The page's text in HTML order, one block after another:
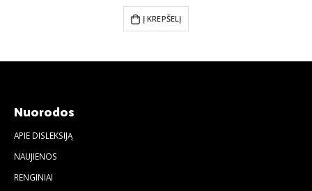
Į KREPŠELĮ
Nuorodos
APIE DISLEKSIJĄ
NAUJIENOS
RENGINIAI